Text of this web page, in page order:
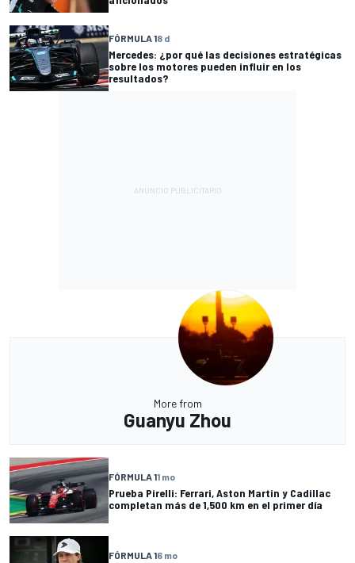
FÓRMULA 18 d
Mercedes: ¿por qué las decisiones estratégicas
sobre los motores pueden influir en los
resultados?
More from
Guanyu Zhou
FÓRMULA 11 mo
Prueba Pirelli: Ferrari, Aston Martin y Cadillac
completan más de 1,500 km en el primer día
FÓRMULA 16 mo